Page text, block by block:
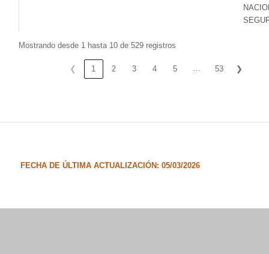
Mostrando desde 1 hasta 10 de 529 registros
❮ 1 2 3 4 5 … 53 ❯
FECHA DE ÚLTIMA ACTUALIZACIÓN: 05/03/2026